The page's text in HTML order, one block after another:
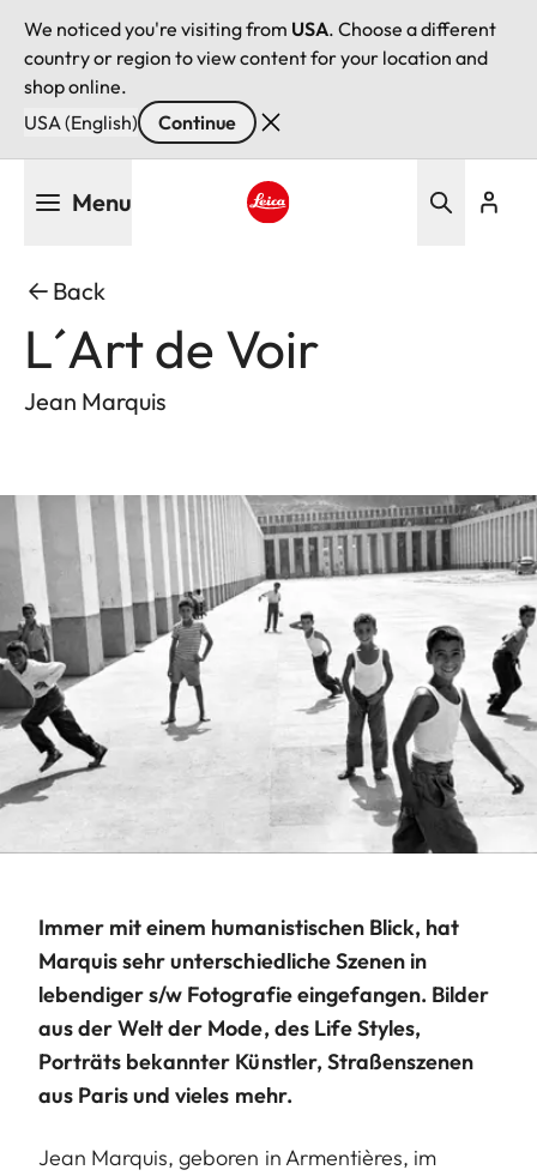
We noticed you're visiting from USA. Choose a different
country or region to view content for your location and
shop online.
USA (English)
Continue
Menu
Back
L´Art de Voir
Jean Marquis
Immer mit einem humanistischen Blick, hat
Marquis sehr unterschiedliche Szenen in
lebendiger s/w Fotografie eingefangen. Bilder
aus der Welt der Mode, des Life Styles,
Porträts bekannter Künstler, Straßenszenen
aus Paris und vieles mehr.
Jean Marquis, geboren in Armentières, im